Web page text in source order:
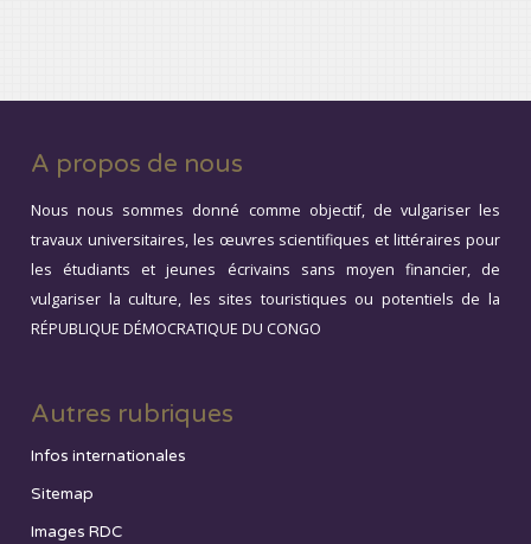
A propos de nous
Nous nous sommes donné comme objectif, de vulgariser les
travaux universitaires, les œuvres scientifiques et littéraires pour
les étudiants et jeunes écrivains sans moyen financier, de
vulgariser la culture, les sites touristiques ou potentiels de la
RÉPUBLIQUE DÉMOCRATIQUE DU CONGO
Autres rubriques
Infos internationales
Sitemap
Images RDC